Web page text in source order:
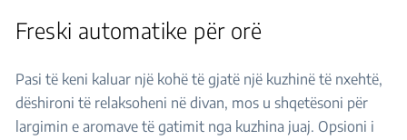
Freski automatike për orë
Pasi të keni kaluar një kohë të gjatë një kuzhinë të nxehtë,
dëshironi të relaksoheni në divan, mos u shqetësoni për
largimin e aromave të gatimit nga kuzhina juaj. Opsioni i